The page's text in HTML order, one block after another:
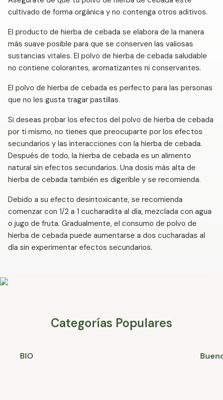
cultivado de forma orgánica y no contenga otros aditivos.
El producto de hierba de cebada se elabora de la manera
más suave posible para que se conserven las valiosas
sustancias vitales. El polvo de hierba de cebada saludable
no contiene colorantes, aromatizantes ni conservantes.
El polvo de hierba de cebada es perfecto para las personas
que no les gusta tragar pastillas.
Si deseas probar los efectos del polvo de hierba de cebada
por ti mismo, no tienes que preocuparte por los efectos
secundarios y las interacciones con la hierba de cebada.
Después de todo, la hierba de cebada es un alimento
natural sin efectos secundarios. Una dosis más alta de
hierba de cebada también es digerible y se recomienda.
Debido a su efecto desintoxicante, se recomienda
comenzar con 1/2 a 1 cucharadita al día, mezclada con agua
o jugo de fruta. Gradualmente, el consumo de polvo de
hierba de cebada puede aumentarse a dos cucharadas al
día sin experimentar efectos secundarios.
Categorías Populares
BIO